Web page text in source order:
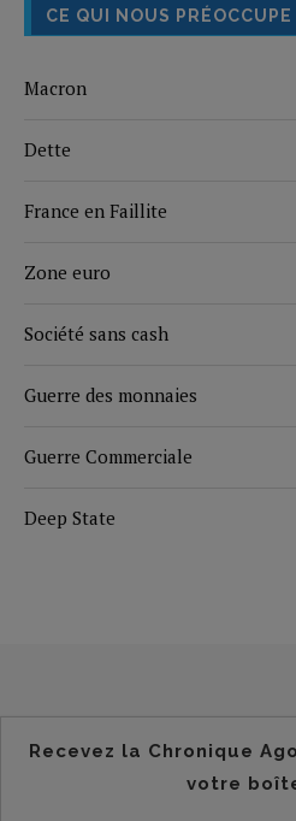
CE QUI NOUS
Macron
Dette
France en Faillite
Zone euro
Société sans cash
Guerre des monnaies
Guerre Commerciale
Deep State
Recevez la Chronique
votre